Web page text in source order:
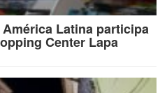
Latina participa
Center Lapa